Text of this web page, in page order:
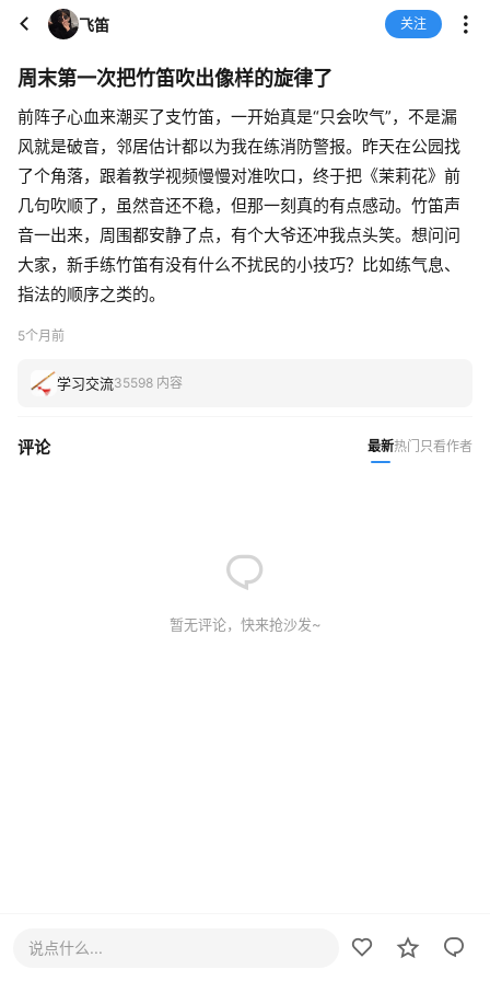
飞笛 关注
周末第一次把竹笛吹出像样的旋律了
前阵子心血来潮买了支竹笛，一开始真是“只会吹气”，不是漏
风就是破音，邻居估计都以为我在练消防警报。昨天在公园找
了个角落，跟着教学视频慢慢对准吹口，终于把《茉莉花》前
几句吹顺了，虽然音还不稳，但那一刻真的有点感动。竹笛声
音一出来，周围都安静了点，有个大爷还冲我点头笑。想问问
大家，新手练竹笛有没有什么不扰民的小技巧？比如练气息、
指法的顺序之类的。
5个月前
学习交流35598 内容
评论 最新热门 只看作者
暂无评论，快来抢沙发~
说点什么...